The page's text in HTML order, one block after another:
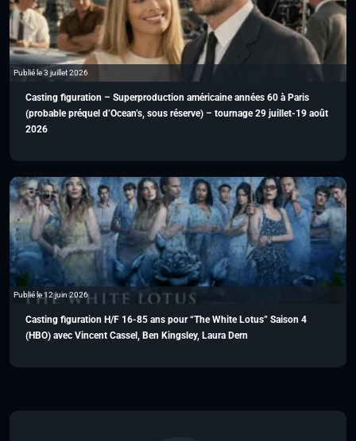
Publié le 3 juillet 2026
Casting figuration – Superproduction américaine années 60 à Paris
(probable préquel d’Ocean’s, sous réserve) – tournage 29 juillet-19 août
2026
Publié le 12 juin 2026
Casting figuration H/F 16-85 ans pour “The White Lotus” Saison 4
(HBO) avec Vincent Cassel, Ben Kingsley, Laura Dern